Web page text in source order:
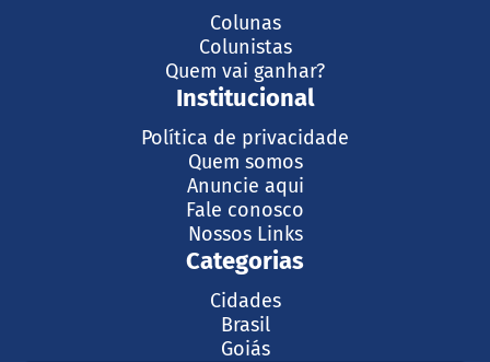
Colunas
Colunistas
Quem vai ganhar?
Institucional
Política de privacidade
Quem somos
Anuncie aqui
Fale conosco
Nossos Links
Categorias
Cidades
Brasil
Goiás